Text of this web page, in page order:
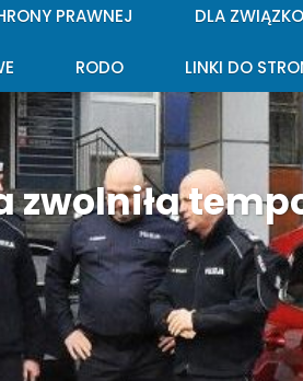
PRAWNEJ DLA
RODO LINKI DO